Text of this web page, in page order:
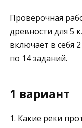
Проверочная
древности для 5
включает в себя
по 14 заданий.
1 вариант
1. Какие реки